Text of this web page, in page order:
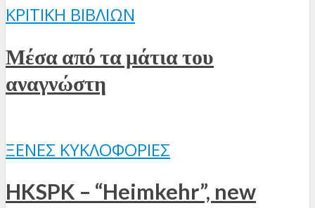
ΚΡΙΤΙΚΉ ΒΙΒΛΊΩΝ
Μέσα από τα μάτια του
αναγνώστη
ΞΈΝΕΣ ΚΥΚΛΟΦΟΡΊΕΣ
HKSPK – “Heimkehr”, new